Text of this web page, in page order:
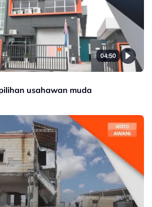
04:50
usahawan muda